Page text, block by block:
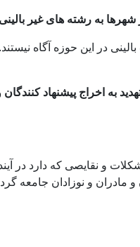
در این حوزه آگاه
به اخراج پیشنهاد
و نقایصی که دارد در
مادران و نوزادان جامعه